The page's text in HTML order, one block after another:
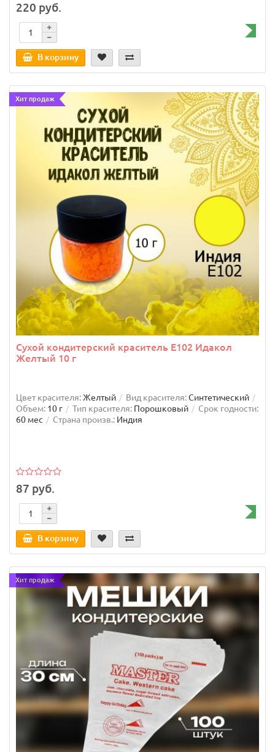
220 руб.
В корзину
Хит продаж
Сухой кондитерский краситель Е102 Идакол
Желтый 10 г
Цвет красителя:Желтый Вид красителя:Синтетический
Объем: 10 г Тип красителя: Порошковый
Срок годности:
60 мес
Страна произв.: Индия
87 руб.
В корзину
Хит продаж